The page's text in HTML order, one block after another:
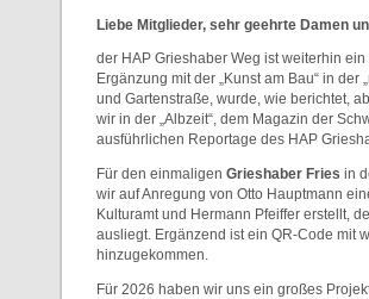
Liebe Mitglieder, sehr geehrte Damen
der HAP Grieshaber Weg ist weiterhin
Ergänzung mit der „Kunst am Bau“ in
und Gartenstraße, wurde, wie berichtet,
wir in der „Albzeit“, dem Magazin der
ausführlichen Reportage des HAP
Für den einmaligen Grieshaber Fries in
wir auf Anregung von Otto Hauptmann
Kulturamt und Hermann Pfeiffer erstellt,
ausliegt. Ergänzend ist ein QR-Code mit
hinzugekommen.
Für 2026 haben wir uns ein großes